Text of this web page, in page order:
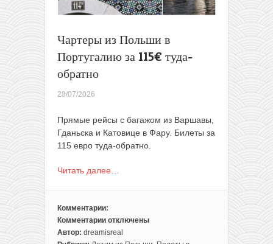
обратно
Чартеры из Польши в
Португалию за 115€ туда-
обратно
28/07/2026
Прямые рейсы с багажом из Варшавы,
Гданьска и Катовице в Фару. Билеты за
115 евро туда-обратно.
Читать далее…
Комментарии:
Комментарии
к
отключены
Автор: dreamisreal